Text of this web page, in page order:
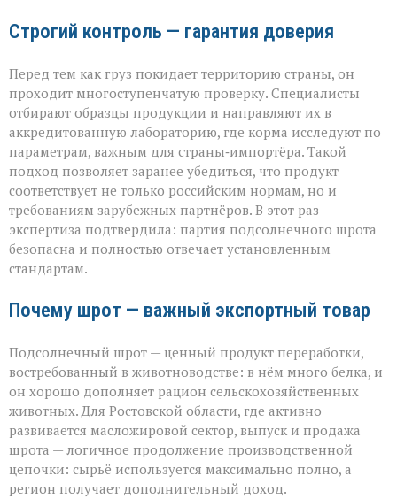
Строгий контроль — гарантия доверия
Перед тем как груз покидает территорию страны, он
проходит многоступенчатую проверку. Специалисты
отбирают образцы продукции и направляют их в
аккредитованную лабораторию, где корма исследуют по
параметрам, важным для страны‑импортёра. Такой
подход позволяет заранее убедиться, что продукт
соответствует не только российским нормам, но и
требованиям зарубежных партнёров. В этот раз
экспертиза подтвердила: партия подсолнечного шрота
безопасна и полностью отвечает установленным
стандартам.
Почему шрот — важный экспортный товар
Подсолнечный шрот — ценный продукт переработки,
востребованный в животноводстве: в нём много белка, и
он хорошо дополняет рацион сельскохозяйственных
животных. Для Ростовской области, где активно
развивается масложировой сектор, выпуск и продажа
шрота — логичное продолжение производственной
цепочки: сырьё используется максимально полно, а
регион получает дополнительный доход.